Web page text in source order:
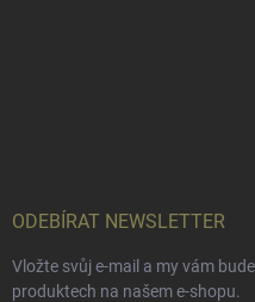
ODEBÍRAT NEWSLETTER
Vložte svůj e-mail a my vám
produktech na našem e-shopu.